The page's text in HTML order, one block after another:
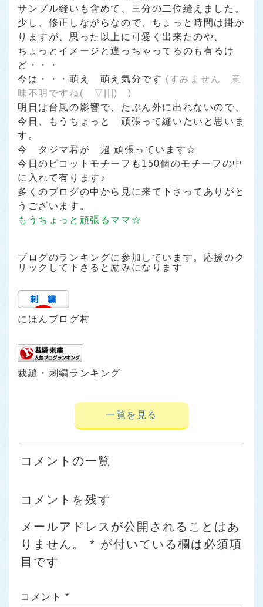
サンプル縫いも含めて、三分の二位縫えました。
少し、修正しながらなので、ちょっと時間は掛か
りますが、思った以上に可愛く出来たのや、
ちょっとイメージと違っちゃってるのも有るけ
ど・・・
今は・・・萌え 萌え気分です (すみません 意
味不明ですね( ▽|||) )
明日は台風の影響で、たぶん外に出れないので、
今日、もうちょっと 頑張って縫いたいと思いま
す。
今 タジマ君が 超 頑張っています☆
今日のピコットモチーフも150個のモチーフの中
に入れて有ります♪
多くのブログの中から見に来て下さってありがと
うございます。
もうちょっと頑張るママ☆
ブログのランキングに参加しています。応援のク
リックして下さると励みになります
にほんブログ村
裁縫・刺繍ランキング
一覧を見る
コメントの一覧
コメントを残す
メールアドレスが公開されることはあ
りません。
* が付いている欄は必須項
目です
コメント *